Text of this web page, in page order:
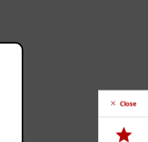
Close